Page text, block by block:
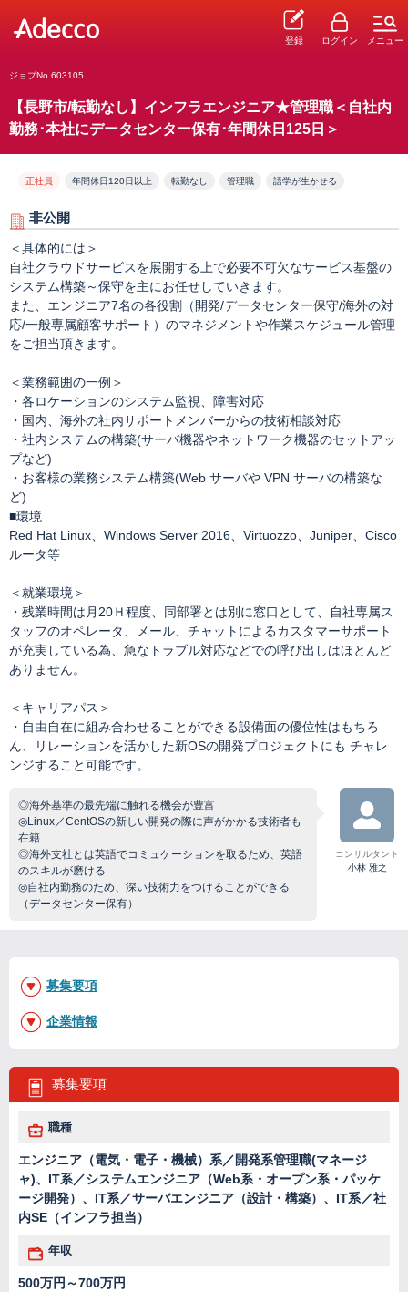
登録 ログイン メニュー
ジョブNo.603105
【長野市/転勤なし】インフラエンジニア★管理職＜自社内
勤務･本社にデータセンター保有･年間休日125日＞
正社員 年間休日120日以上 転勤なし 管理職 語学が生かせる
非公開
＜具体的には＞
自社クラウドサービスを展開する上で必要不可欠なサービス基盤の
システム構築～保守を主にお任せしていきます。
また、エンジニア7名の各役割（開発/データセンター保守/海外の対
応/一般専属顧客サポート）のマネジメントや作業スケジュール管理
をご担当頂きます。
＜業務範囲の一例＞
・各ロケーションのシステム監視、障害対応
・国内、海外の社内サポートメンバーからの技術相談対応
・社内システムの構築(サーバ機器やネットワーク機器のセットアッ
プなど)
・お客様の業務システム構築(Web サーバや VPN サーバの構築な
ど)
■環境
Red Hat Linux、Windows Server 2016、Virtuozzo、Juniper、Cisco
ルータ等
＜就業環境＞
・残業時間は月20Ｈ程度、同部署とは別に窓口として、自社専属ス
タッフのオペレータ、メール、チャットによるカスタマーサポート
が充実している為、急なトラブル対応などでの呼び出しはほとんど
ありません。
＜キャリアパス＞
・自由自在に組み合わせることができる設備面の優位性はもちろ
ん、リレーションを活かした新OSの開発プロジェクトにも チャレ
ンジすること可能です。
◎海外基準の最先端に触れる機会が豊富
◎Linux／CentOSの新しい開発の際に声がかかる技術者も
在籍
◎海外支社とは英語でコミュケーションを取るため、英語
のスキルが磨ける
◎自社内勤務のため、深い技術力をつけることができる
（データセンター保有）
コンサルタント
小林 雅之
募集要項
職種
エンジニア（電気・電子・機械）系／開発系管理職(マネージ
ャ)、IT系／システムエンジニア（Web系・オープン系・パッケ
ージ開発）、IT系／サーバエンジニア（設計・構築）、IT系／社
内SE（インフラ担当）
年収
500万円～700万円
募集要項
企業情報